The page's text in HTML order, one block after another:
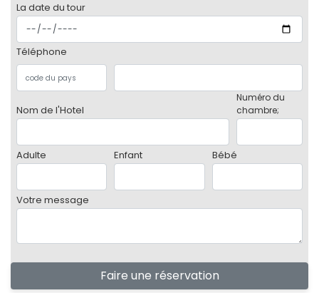
La date du tour
Téléphone
Nom de l'Hotel
Numéro du
chambre;
Adulte Enfant Bébé
Votre message
Faire une réservation